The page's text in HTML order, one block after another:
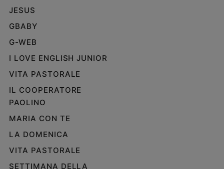
JESUS
GBABY
G-WEB
I LOVE ENGLISH JUNIOR
VITA PASTORALE
IL COOPERATORE
PAOLINO
MARIA CON TE
LA DOMENICA
VITA PASTORALE
SETTIMANA DELLA